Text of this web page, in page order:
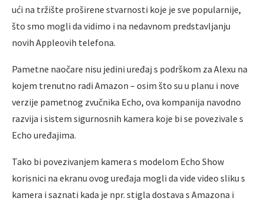
ući na tržište proširene stvarnosti koje je sve popularnije,
što smo mogli da vidimo i na nedavnom predstavljanju
novih Appleovih telefona.
Pametne naočare nisu jedini uređaj s podrškom za Alexu na
kojem trenutno radi Amazon – osim što su u planu i nove
verzije pametnog zvučnika Echo, ova kompanija navodno
razvija i sistem sigurnosnih kamera koje bi se povezivale s
Echo uređajima.
Tako bi povezivanjem kamera s modelom Echo Show
korisnici na ekranu ovog uređaja mogli da vide video sliku s
kamera i saznati kada je npr. stigla dostava s Amazona i